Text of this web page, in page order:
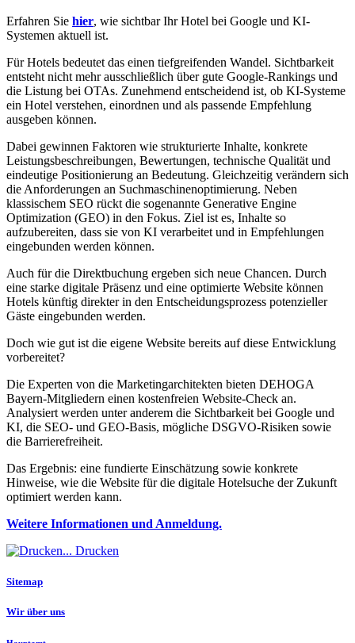
Erfahren Sie hier, wie sichtbar Ihr Hotel bei Google und KI-
Systemen aktuell ist.
Für Hotels bedeutet das einen tiefgreifenden Wandel. Sichtbarkeit
entsteht nicht mehr ausschließlich über gute Google-Rankings und
die Listung bei OTAs. Zunehmend entscheidend ist, ob KI-Systeme
ein Hotel verstehen, einordnen und als passende Empfehlung
ausgeben können.
Dabei gewinnen Faktoren wie strukturierte Inhalte, konkrete
Leistungsbeschreibungen, Bewertungen, technische Qualität und
eindeutige Positionierung an Bedeutung. Gleichzeitig verändern sich
die Anforderungen an Suchmaschinenoptimierung. Neben
klassischem SEO rückt die sogenannte Generative Engine
Optimization (GEO) in den Fokus. Ziel ist es, Inhalte so
aufzubereiten, dass sie von KI verarbeitet und in Empfehlungen
eingebunden werden können.
Auch für die Direktbuchung ergeben sich neue Chancen. Durch
eine starke digitale Präsenz und eine optimierte Website können
Hotels künftig direkter in den Entscheidungsprozess potenzieller
Gäste eingebunden werden.
Doch wie gut ist die eigene Website bereits auf diese Entwicklung
vorbereitet?
Die Experten von die Marketingarchitekten bieten DEHOGA
Bayern-Mitgliedern einen kostenfreien Website-Check an.
Analysiert werden unter anderem die Sichtbarkeit bei Google und
KI, die SEO- und GEO-Basis, mögliche DSGVO-Risiken sowie
die Barrierefreiheit.
Das Ergebnis: eine fundierte Einschätzung sowie konkrete
Hinweise, wie die Website für die digitale Hotelsuche der Zukunft
optimiert werden kann.
Weitere Informationen und Anmeldung.
Drucken
Sitemap
Wir über uns